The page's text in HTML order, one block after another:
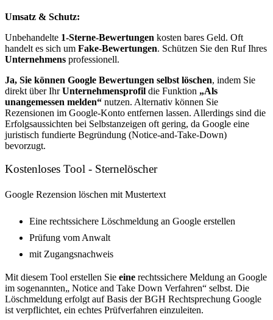
Umsatz & Schutz:
Unbehandelte 1-Sterne-Bewertungen kosten bares Geld. Oft
handelt es sich um Fake-Bewertungen. Schützen Sie den Ruf Ihres
Unternehmens professionell.
Ja, Sie können Google Bewertungen selbst löschen, indem Sie
direkt über IhrUnternehmensprofil die Funktion „Als
unangemessen melden“ nutzen. Alternativ können Sie
Rezensionen im Google-Konto entfernen lassen. Allerdings sind die
Erfolgsaussichten bei Selbstanzeigen oft gering, da Google eine
juristisch fundierte Begründung (Notice-and-Take-Down)
bevorzugt.
Kostenloses Tool - Sternelöscher
Google Rezension löschen mit Mustertext
Eine rechtssichere Löschmeldung an Google erstellen
Prüfung vom Anwalt
mit Zugangsnachweis
Mit diesem Tool erstellen Sie eine rechtssichere Meldung an Google
im sogenannten„ Notice and Take Down Verfahren“ selbst. Die
Löschmeldung erfolgt auf Basis der BGH Rechtsprechung Google
ist verpflichtet, ein echtes Prüfverfahren einzuleiten.